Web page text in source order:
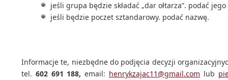
jeśli grupa będzie składać „dar ołtarza”. podać
jeśli będzie poczet sztandarowy. podać nazwę.
Informacje te, niezbędne do podjęcia decyzji
tel. 602 691 188,email: henrykzajac11@gmail.com lub